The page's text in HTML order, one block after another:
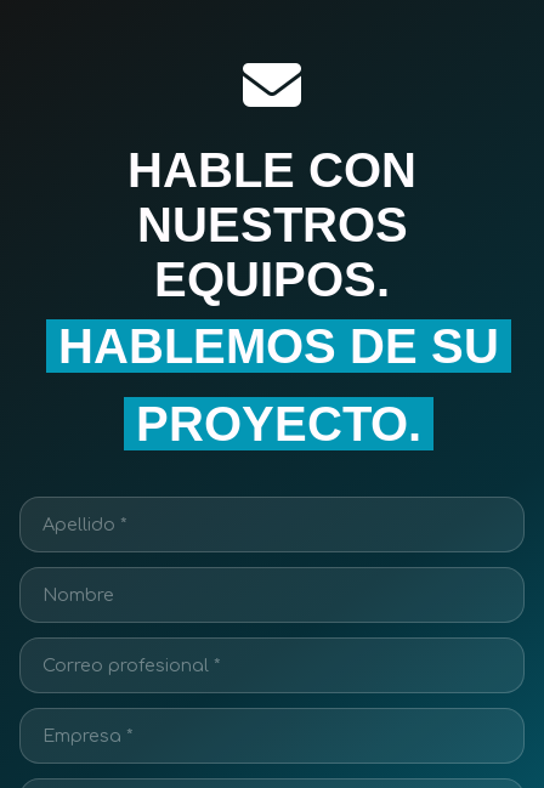
HABLE CON
NUESTROS
EQUIPOS.
HABLEMOS DE SU
PROYECTO.